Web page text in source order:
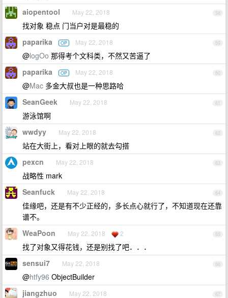
58
aiopentool May 22, 2018
找对象 稳点 门当户对是最稳的
59
paparika OP May 22, 2018
@logOo 那得考个文科类，不然又苦逼了
60
paparika OP May 22, 2018
@Mac 多金大叔也是一种思路哈
61
SeanGeek May 22, 2018
游泳馆啊
62
wwdyy May 22, 2018
站在大街上，看对上眼的就去勾搭
63
pexcn May 22, 2018
战略性 mark
64
Seanfuck May 22, 2018
佳缘吧，还是有不少正经的，多长点心就行了，不知道现在还靠
谱不。
65
WeaPoon May 22, 2018 2
找了对象又得花钱，还是别找了吧．．．
66
sensui7 May 22, 2018
@htfy96 ObjectBuilder
67
jiangzhuo May 22, 2018